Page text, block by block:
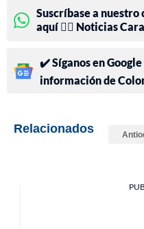
Suscríbase a
aquí 👉🏻 Noticias
✔️ Síganos en
información de
Relacionados